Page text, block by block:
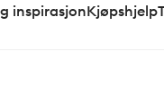
inspirasjonKjøpshjelp